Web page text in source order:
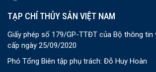
TẠP CHÍ THỦY SẢN VIỆT NAM
Giấy phép số 179/GP-TTĐT của Bộ thông tin
cấp ngày 25/09/2020
Phó Tổng Biên tập phụ trách: Đỗ Huy Hoàn